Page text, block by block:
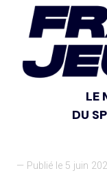
LE
DU
— Publié le 5 juin